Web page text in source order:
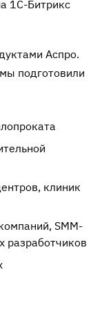
1С-Битрикс
Аспро.
подготовили
клиник
SMM-
разработчиков